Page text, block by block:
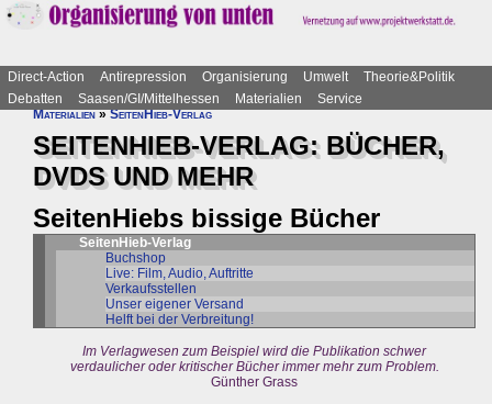
Direct-Action Antirepression Organisierung Umwelt
Theorie&Politik
Debatten
Saasen/GI/Mittelhessen Materialien
Service
Materialien»SeitenHieb-Verlag
SEITENHIEB-VERLAG: BÜCHER,
DVDS UND MEHR
SeitenHiebs bissige Bücher
SeitenHieb-Verlag
Buchshop
Live: Film, Audio, Auftritte
Verkaufsstellen
Unser eigener Versand
Helft bei der Verbreitung!
Im Verlagwesen zum Beispiel wird die Publikation schwer
verdaulicher oder kritischer Bücher immer mehr zum Problem.
Günther Grass